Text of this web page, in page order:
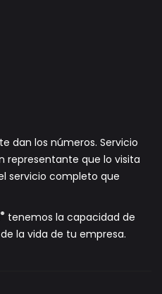
dan los números. Servicio
representante que lo visita
servicio completo que
® tenemos la capacidad de
la vida de tu empresa.